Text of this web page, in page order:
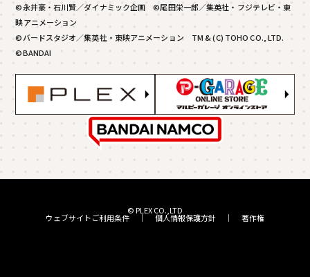
©永井豪・石川賢／ダイナミック企画 ©尾田栄一郎／集英社・フジテレビ・東
映アニメーション
©バードスタジオ／集英社・東映アニメーション TM & (C) TOHO CO., LTD.
©BANDAI
© PLEX CO.,LTD
ウェブサイトご利用条件 ｜ 個人情報保護方針 ｜ 著作権